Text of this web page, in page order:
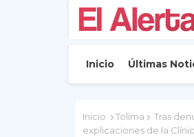
Inicio Últimas
Inicio Tolima
Tras
explicaciones de la